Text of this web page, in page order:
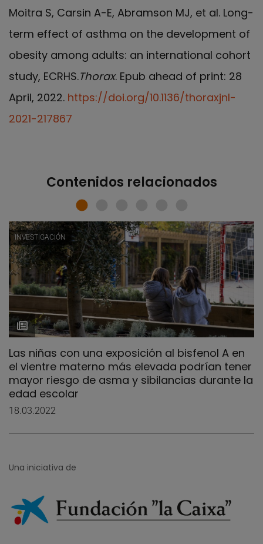
Moitra S, Carsin A-E, Abramson MJ, et al. Long-
term effect of asthma on the development of
obesity among adults: an international cohort
study, ECRHS.Thorax. Epub ahead of print: 28
April, 2022. https://doi.org/10.1136/thoraxjnl-
2021-217867
Contenidos relacionados
INVESTIGACIÓN
Las niñas con una exposición al bisfenol A en
el vientre materno más elevada podrían tener
mayor riesgo de asma y sibilancias durante la
edad escolar
18.03.2022
Una iniciativa de